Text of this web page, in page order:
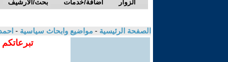
بحث/الارشيف اضافة/خدمات الزوار
الصفحة الرئيسية - مواضيع وابحاث سياسية -